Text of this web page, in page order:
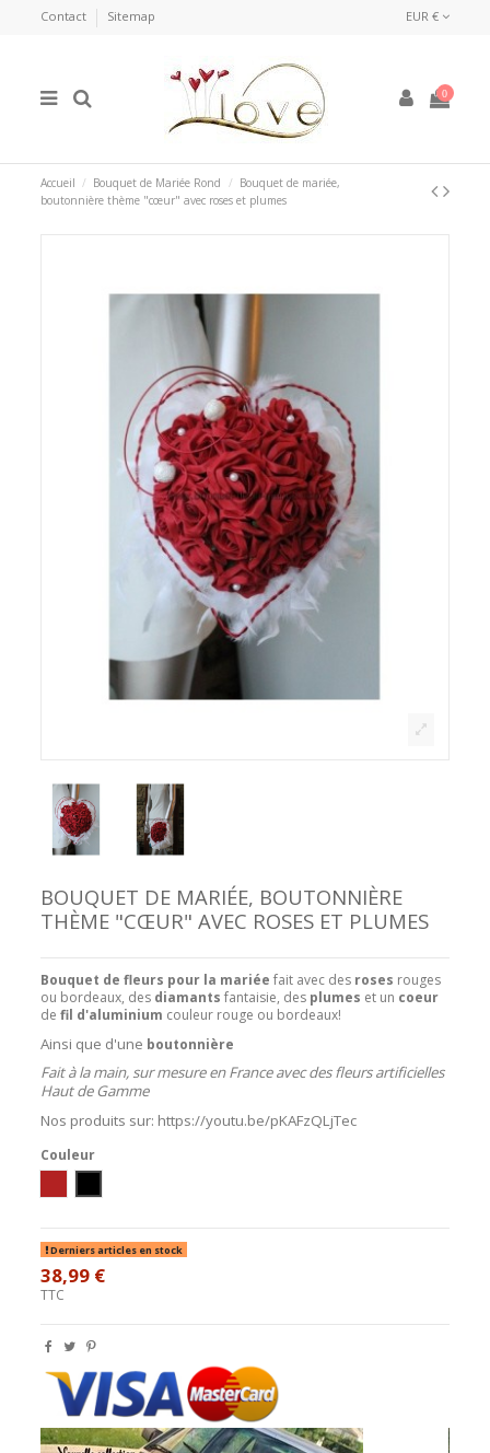
Contact Sitemap EUR €
0
Accueil Bouquet de Mariée Rond
Bouquet de mariée,
boutonnière thème "cœur" avec roses et plumes
BOUQUET DE MARIÉE, BOUTONNIÈRE
THÈME "CŒUR" AVEC ROSES ET PLUMES
Bouquet de fleurs pour la mariée fait avec des roses rouges
ou bordeaux, des diamantsfantaisie, des plumes et un coeur
defil d'aluminium couleur rouge ou bordeaux!
Ainsi que d'une boutonnière
Fait à la main, sur mesure en France avec des fleurs artificielles
Haut de Gamme
Nos produits sur: https://youtu.be/pKAFzQLjTec
Couleur
Derniers articles en stock
38,99 €
TTC